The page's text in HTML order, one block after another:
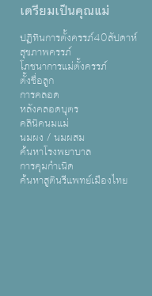
เตรียมเป็นคุณแม่
ปฏิทินการตั้งครรภ์40สัปดาห์
สุขภาพครรภ์
โภชนาการแม่ตั้งครรภ์
ตั้งชื่อลูก
การคลอด
หลังคลอดบุตร
คลินิคนมแม่
นมผง / นมผสม
ค้นหาโรงพยาบาล
การคุมกำเนิด
ค้นหาสูตินรีแพทย์เมืองไทย